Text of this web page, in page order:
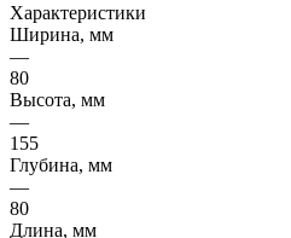
Характеристики
Ширина, мм
—
80
Высота, мм
—
155
Глубина, мм
—
80
Длина, мм